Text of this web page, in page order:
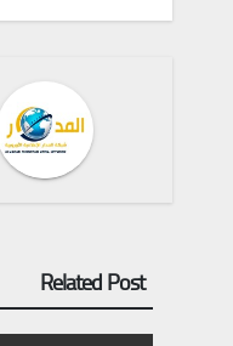
Related Post